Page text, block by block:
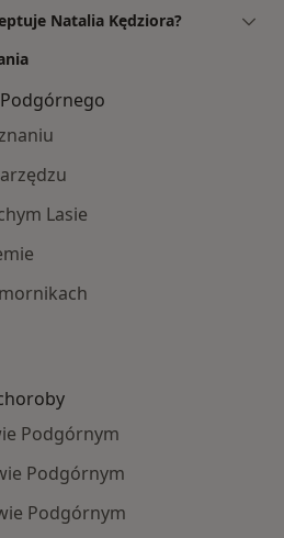
Natalia Kędziora?
Lasie
Podgórnym
Podgórnym
Podgórnym